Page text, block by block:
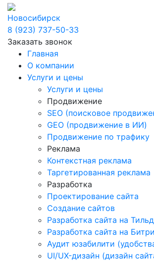
Новосибирск
8 (923) 737-50-33
Заказать звонок
Главная
О компании
Услуги и цены
Услуги и цены
Продвижение
SEO (поисковое
GEO (продвижение в ИИ)
Продвижение по трафику
Реклама
Контекстная реклама
Таргетированная реклама
Разработка
Проектирование сайта
Создание сайтов
Разработка сайта на
Разработка сайта на
Аудит юзабилити
UI/UX-дизайн (дизайн